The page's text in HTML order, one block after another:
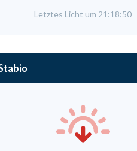
Letztes Licht um 21:18:50